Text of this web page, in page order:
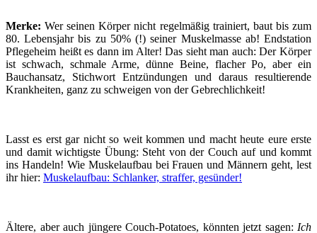
Merke: Wer seinen Körper nicht regelmäßig trainiert, baut bis zum
80. Lebensjahr bis zu 50% (!) seiner Muskelmasse ab! Endstation
Pflegeheim heißt es dann im Alter! Das sieht man auch: Der Körper
ist schwach, schmale Arme, dünne Beine, flacher Po, aber ein
Bauchansatz, Stichwort Entzündungen und daraus resultierende
Krankheiten, ganz zu schweigen von der Gebrechlichkeit!
Lasst es erst gar nicht so weit kommen und macht heute eure erste
und damit wichtigste Übung: Steht von der Couch auf und kommt
ins Handeln! Wie Muskelaufbau bei Frauen und Männern geht, lest
ihr hier: Muskelaufbau: Schlanker, straffer, gesünder!
Ältere, aber auch jüngere Couch-Potatoes, könnten jetzt sagen: Ich